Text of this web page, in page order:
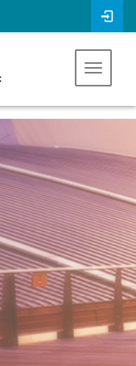
Toggle